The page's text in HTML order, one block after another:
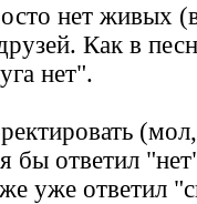
нет живых
Как в
нет".
бы ответил
уже ответил